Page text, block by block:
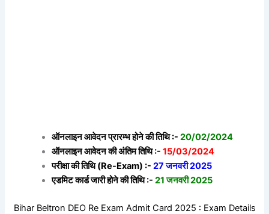
ऑनलाइन आवेदन प्रारम्भ होने की तिथि :-20/02/2024
ऑनलाइन आवेदन की अंतिम तिथि :-15/03/2024
परीक्षा की तिथि (Re-Exam) :-27 जनवरी 2025
एडमिट कार्ड जारी होने की तिथि :-21 जनवरी 2025
Bihar Beltron DEO Re Exam Admit Card 2025 : Exam Details